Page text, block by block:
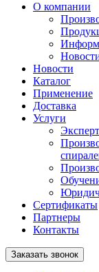
О компании
Новости
Каталог
Применение
Доставка
Услуги
Сертификаты
Партнеры
Контакты